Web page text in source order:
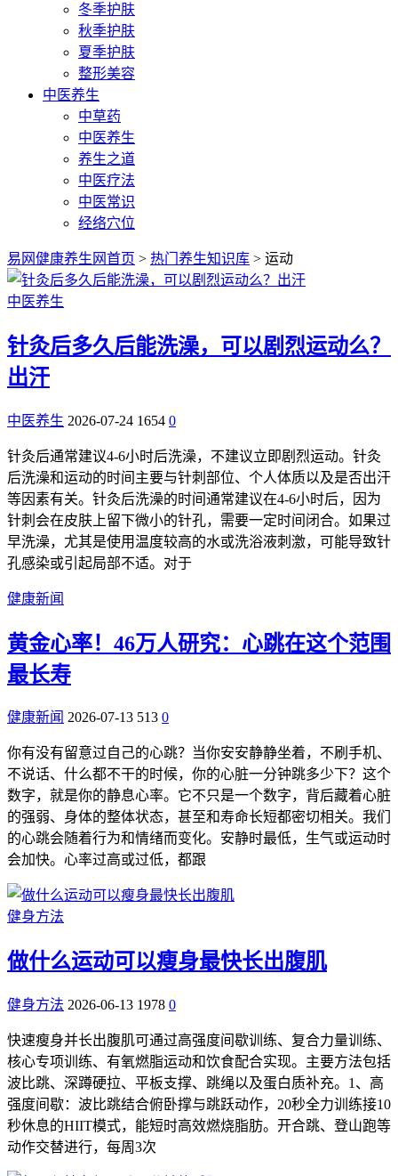
冬季护肤
秋季护肤
夏季护肤
整形美容
中医养生
中草药
中医养生
养生之道
中医疗法
中医常识
经络穴位
易网健康养生网首页 > 热门养生知识库 > 运动
中医养生
针灸后多久后能洗澡，可以剧烈运动么？
出汗
中医养生 2026-07-24 1654 0
针灸后通常建议4-6小时后洗澡，不建议立即剧烈运动。针灸
后洗澡和运动的时间主要与针刺部位、个人体质以及是否出汗
等因素有关。针灸后洗澡的时间通常建议在4-6小时后，因为
针刺会在皮肤上留下微小的针孔，需要一定时间闭合。如果过
早洗澡，尤其是使用温度较高的水或洗浴液刺激，可能导致针
孔感染或引起局部不适。对于
健康新闻
黄金心率！46万人研究：心跳在这个范围
最长寿
健康新闻 2026-07-13 513 0
你有没有留意过自己的心跳？当你安安静静坐着，不刷手机、
不说话、什么都不干的时候，你的心脏一分钟跳多少下？这个
数字，就是你的静息心率。它不只是一个数字，背后藏着心脏
的强弱、身体的整体状态，甚至和寿命长短都密切相关。我们
的心跳会随着行为和情绪而变化。安静时最低，生气或运动时
会加快。心率过高或过低，都跟
健身方法
做什么运动可以瘦身最快长出腹肌
健身方法 2026-06-13 1978 0
快速瘦身并长出腹肌可通过高强度间歇训练、复合力量训练、
核心专项训练、有氧燃脂运动和饮食配合实现。主要方法包括
波比跳、深蹲硬拉、平板支撑、跳绳以及蛋白质补充。1、高
强度间歇：波比跳结合俯卧撑与跳跃动作，20秒全力训练接10
秒休息的HIIT模式，能短时高效燃烧脂肪。开合跳、登山跑等
动作交替进行，每周3次